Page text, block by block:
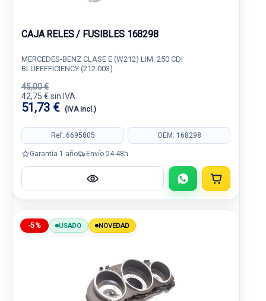
CAJA RELES / FUSIBLES 168298
MERCEDES-BENZ CLASE E (W212) LIM. 250 CDI
BLUEEFFICIENCY (212.003)
45,00 €
42,75 € sin IVA.
51,73 € (IVA incl.)
Ref: 6695805 OEM: 168298
Garantía 1 año Envío 24-48h
-5% USADO NOVEDAD